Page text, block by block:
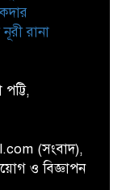
রানা
(সংবাদ),
ও বিজ্ঞাপন